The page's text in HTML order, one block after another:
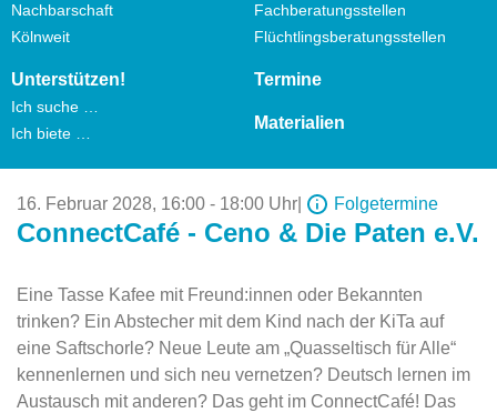
Nachbarschaft
Kölnweit
Fachberatungsstellen
Flüchtlingsberatungsstellen
Unterstützen!
Ich suche …
Ich biete …
Termine
Materialien
16. Februar 2028, 16:00 - 18:00 Uhr Folgetermine
ConnectCafé - Ceno & Die Paten e.V.
Eine Tasse Kafee mit Freund:innen oder Bekannten
trinken? Ein Abstecher mit dem Kind nach der KiTa auf
eine Saftschorle? Neue Leute am „Quasseltisch für Alle“
kennenlernen und sich neu vernetzen? Deutsch lernen im
Austausch mit anderen? Das geht im ConnectCafé! Das